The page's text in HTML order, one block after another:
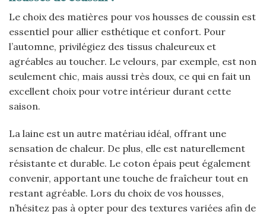
Le choix des matières pour vos housses de coussin est
essentiel pour allier esthétique et confort. Pour
l’automne, privilégiez des tissus chaleureux et
agréables au toucher. Le velours, par exemple, est non
seulement chic, mais aussi très doux, ce qui en fait un
excellent choix pour votre intérieur durant cette
saison.
La laine est un autre matériau idéal, offrant une
sensation de chaleur. De plus, elle est naturellement
résistante et durable. Le coton épais peut également
convenir, apportant une touche de fraîcheur tout en
restant agréable. Lors du choix de vos housses,
n’hésitez pas à opter pour des textures variées afin de